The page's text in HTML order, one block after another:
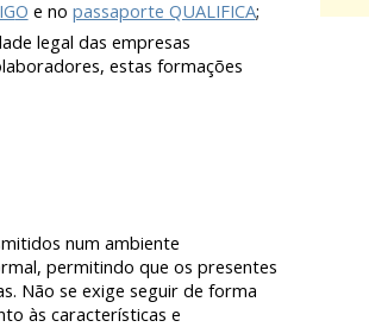
O e no passaporte QUALIFICA;
legal das empresas
estas formações
num ambiente
permitindo que os presentes
Não se exige seguir de forma
às características e